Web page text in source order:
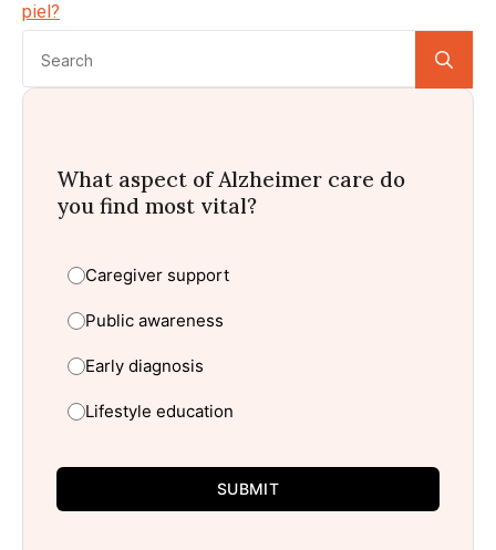
piel?
What aspect of Alzheimer care do
you find most vital?
Caregiver support
Public awareness
Early diagnosis
Lifestyle education
SUBMIT